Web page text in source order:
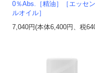
0％Abs.［精油］［エッセ
ルオイル］
7,040円(本体6,400円、税